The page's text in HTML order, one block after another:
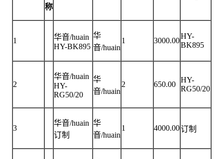
称
1
华音/huain
HY-BK895
华
音/huain
1 3000.00
HY-
BK895
2
华音/huain
HY-
RG50/20
华
音/huain
2 650.00
HY-
RG50/20
3
华音/huain
订制
华
音/huain
1 4000.00订制